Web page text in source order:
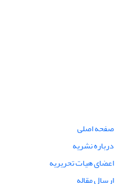
صفحه اصلی
درباره نشریه
اعضای هیات تحریریه
ارسال مقاله